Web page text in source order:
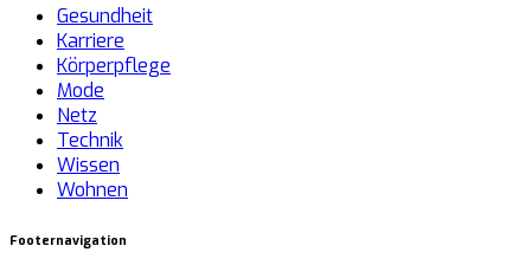
Gesundheit
Karriere
Körperpflege
Mode
Netz
Technik
Wissen
Wohnen
Footernavigation